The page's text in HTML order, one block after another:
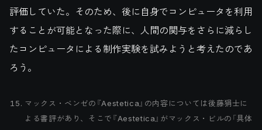
評価していた。そのため、後に自身でコンピュータを利用
することが可能となった際に、人間の関与をさらに減らし
たコンピュータによる制作実験を試みようと考えたのであ
ろう。
マックス・ベンゼの『Aestetica』の内容については後藤狷士に
よる書評があり、そこで『Aestetica』がマックス・ビルの「具体